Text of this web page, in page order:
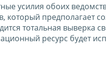
усилия обоих
предполагает
тотальная выверка
ресурс будет